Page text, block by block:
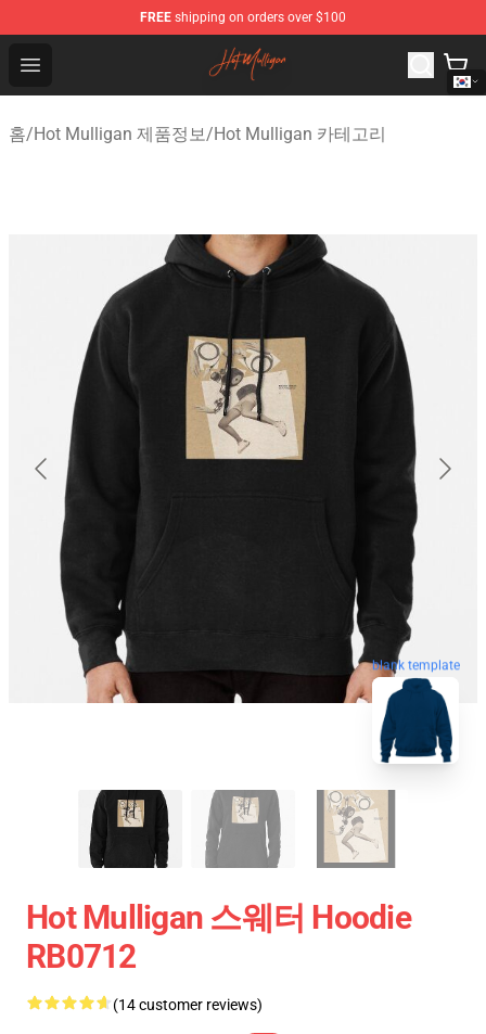
FREE shipping on orders over $100
Open menu
Hot Mulligan Shop - Official Hot Mulligan Merchandise
홈/Hot Mulligan 제품정보/Hot Mulligan 카테고리
blank template
Hot Mulligan 스웨터 Hoodie
RB0712
(14 customer reviews)